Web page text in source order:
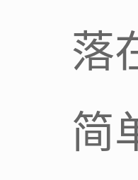
落
简